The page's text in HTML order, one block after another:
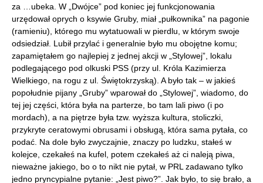
za …ubeka. W „Dwójce” pod koniec jej funkcjonowania
urzędował oprych o ksywie Gruby, miał „pułkownika” na pagonie
(ramieniu), którego mu wytatuowali w pierdlu, w którym swoje
odsiedział. Lubił przylać i generalnie było mu obojętne komu;
zapamiętałem go najlepiej z jednej akcji w „Stylowej”, lokalu
podlegającego pod olkuski PSS (przy ul. Króla Kazimierza
Wielkiego, na rogu z ul. Świętokrzyską). A było tak – w jakieś
popołudnie pijany „Gruby” wparował do „Stylowej”, wiadomo, do
tej jej części, która była na parterze, bo tam lali piwo (i po
mordach), a na piętrze była tzw. wyższa kultura, stoliczki,
przykryte ceratowymi obrusami i obsługą, która sama pytała, co
podać. Na dole było zwyczajnie, znaczy po ludzku, stałeś w
kolejce, czekałeś na kufel, potem czekałeś aż ci naleją piwa,
nieważne jakiego, bo o to nikt nie pytał, w PRL zadawano tylko
jedno pryncypialne pytanie: „Jest piwo?”. Jak było, to się brało, a